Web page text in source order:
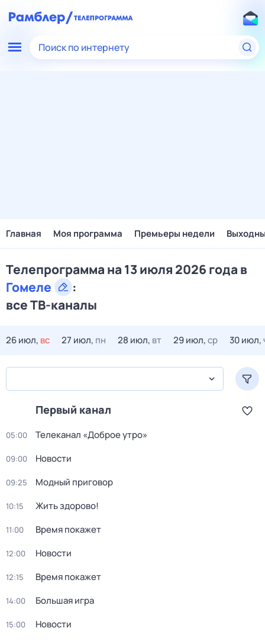
Поиск по интернету
Главная Моя программа Премьеры недели
Телепрограмма на 13 июля 2026 года в
Гомеле
:
все ТВ-каналы
26 июл, вс 27 июл, пн 28 июл, вт 29 июл,ср 30 июл,
Первый канал
05:00 Телеканал «Доброе утро»
09:00 Новости
09:25 Модный приговор
10:15 Жить здорово!
11:00 Время покажет
12:00 Новости
12:15 Время покажет
14:00 Большая игра
15:00 Новости